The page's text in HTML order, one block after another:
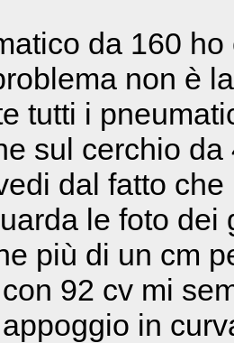
da 160
non è
tutti i
sul cerchio
dal fatto
le foto dei
più di un cm
92 cv mi
in